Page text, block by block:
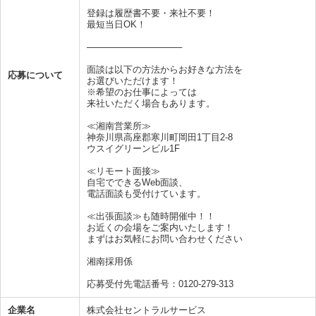
応募について
登録は履歴書不要・来社不要！
最短当日OK！
───────────────
面談は以下の方法からお好きな方法を
お選びいただけます！
※希望のお仕事によっては
来社いただく場合もあります。
≪湘南営業所≫
神奈川県高座郡寒川町岡田1丁目2-8
ウスイグリーンビル1F
≪リモート面接≫
自宅でできるWeb面談、
電話面談も受付けています。
≪出張面談≫も随時開催中！！
お近くの会場をご案内いたします！
まずはお気軽にお問い合わせください
湘南採用係
応募受付先電話番号：0120-279-313
企業名 株式会社セントラルサービス